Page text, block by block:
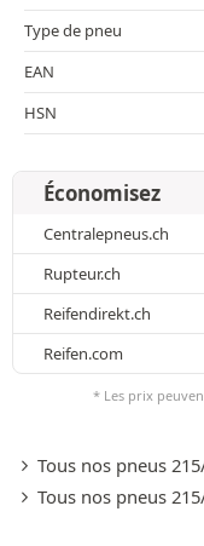
Type de pneu
EAN
HSN
Économisez
Centralepneus.ch
Rupteur.ch
Reifendirekt.ch
Reifen.com
* Les prix
Tous nos pneus
Tous nos pneus